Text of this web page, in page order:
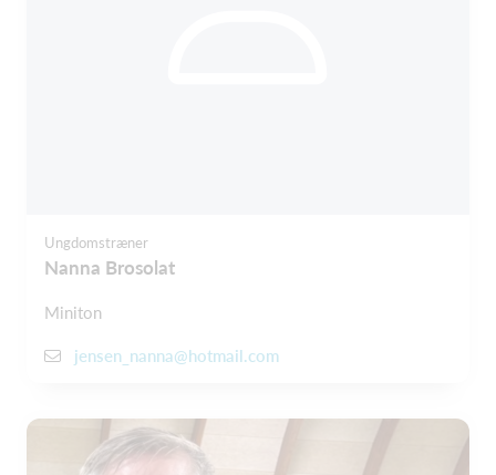
Ungdomstræner
Nanna Brosolat
Miniton
jensen_nanna@hotmail.com